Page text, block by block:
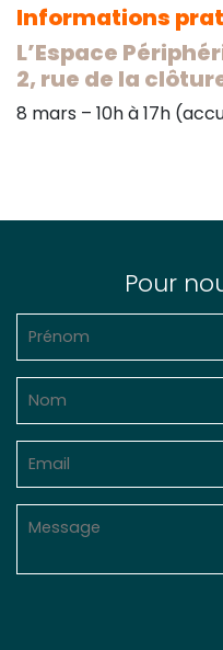
Informations
L’Espace
2, rue de la
8 mars – 10h à 17h
Pour